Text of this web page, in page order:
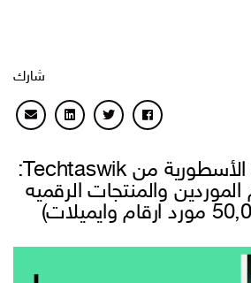
شارك
باقة VIP الرقمية الأسطورية من Techtaswik:
والمنتجات الرقميه